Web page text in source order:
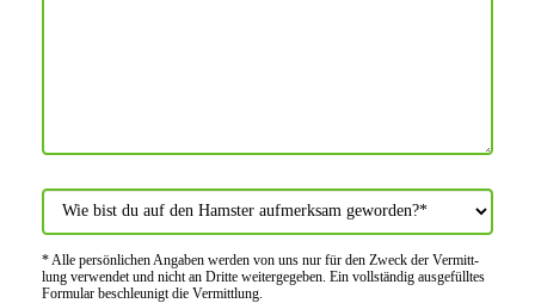
* Alle persön­lichen Angaben werden von uns nur für den Zweck der Vermitt­
lung verwendet und nicht an Dritte weiter­gegeben. Ein voll­ständig ausge­fülltes
Formular beschleu­nigt die Vermitt­lung.